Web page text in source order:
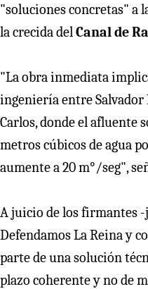
"soluciones concretas" a
la crecida delCanal de
"La obra inmediata
ingeniería entre Salvador
Carlos, donde el afluente
metros cúbicos de agua
aumente a 20 m°/seg",
A juicio de los firmantes -
Defendamos La Reina y
parte de una solución
plazo coherente y no de